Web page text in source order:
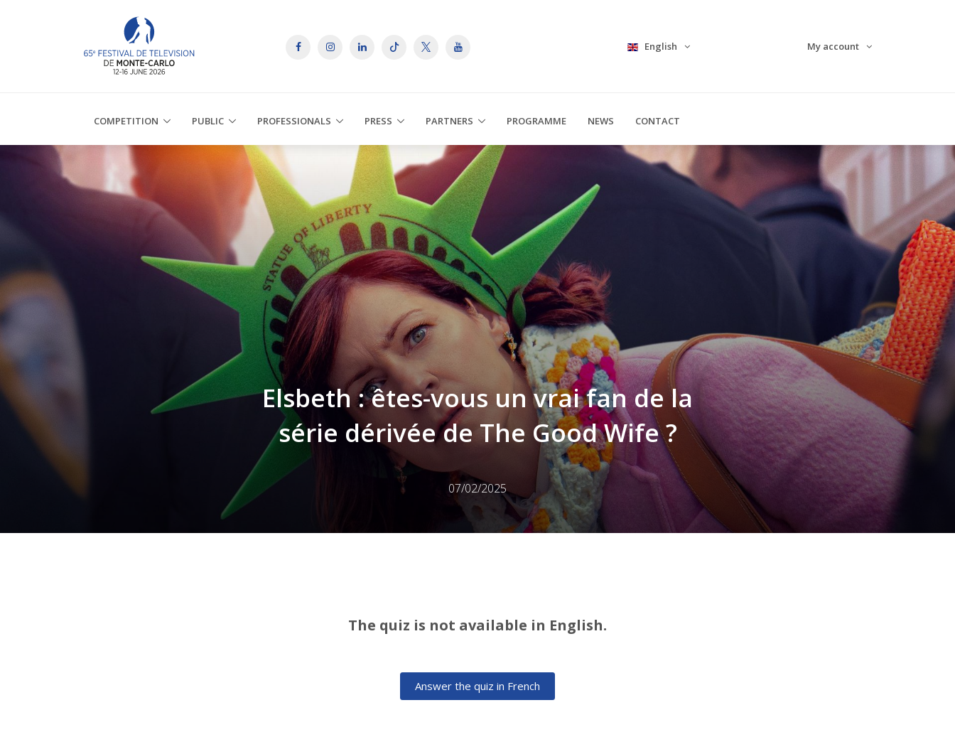
English My account
COMPETITION PUBLIC PROFESSIONALS PRESS PARTNERS PROGRAMME NEWS CONTACT
Elsbeth : êtes-vous un vrai fan de la
série dérivée de The Good Wife ?
07/02/2025
The quiz is not available in English.
Answer the quiz in French